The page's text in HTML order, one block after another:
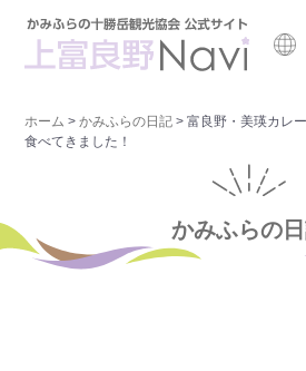
ホーム >かみふらの日記 >富良野・美瑛カレ
食べてきました！
かみふらの